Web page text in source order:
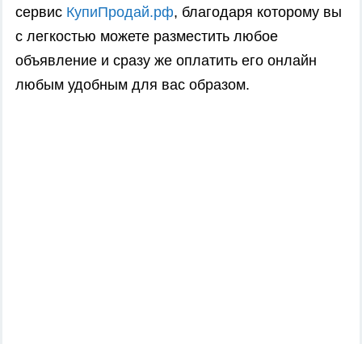
сервис КупиПродай.рф, благодаря которому вы
с легкостью можете разместить любое
объявление и сразу же оплатить его онлайн
любым удобным для вас образом.